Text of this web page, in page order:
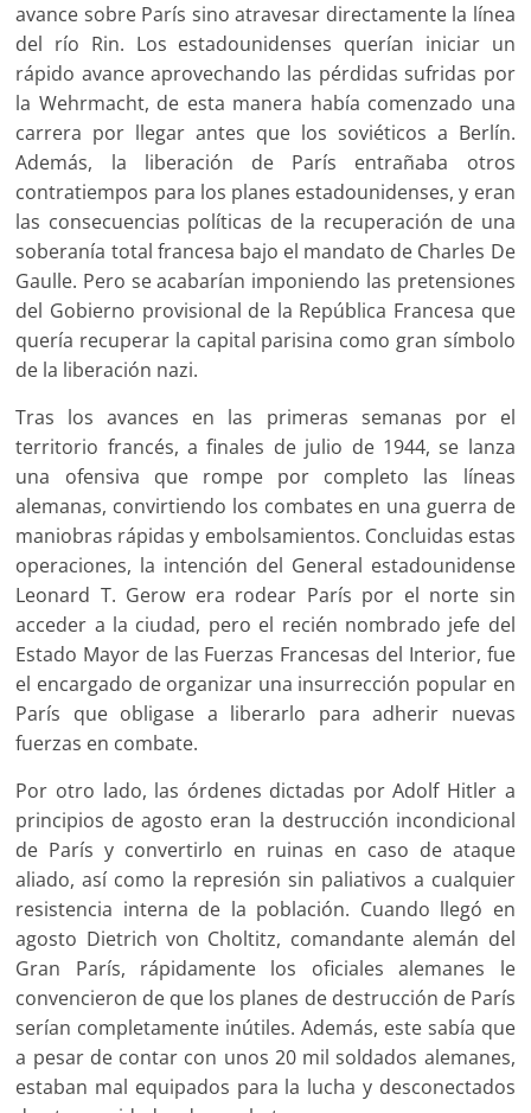
avance sobre París sino atravesar directamente la línea
del río Rin. Los estadounidenses querían iniciar un
rápido avance aprovechando las pérdidas sufridas por
la Wehrmacht, de esta manera había comenzado una
carrera por llegar antes que los soviéticos a Berlín.
Además, la liberación de París entrañaba otros
contratiempos para los planes estadounidenses, y eran
las consecuencias políticas de la recuperación de una
soberanía total francesa bajo el mandato de Charles De
Gaulle. Pero se acabarían imponiendo las pretensiones
del Gobierno provisional de la República Francesa que
quería recuperar la capital parisina como gran símbolo
de la liberación nazi.
Tras los avances en las primeras semanas por el
territorio francés, a finales de julio de 1944, se lanza
una ofensiva que rompe por completo las líneas
alemanas, convirtiendo los combates en una guerra de
maniobras rápidas y embolsamientos. Concluidas estas
operaciones, la intención del General estadounidense
Leonard T. Gerow era rodear París por el norte sin
acceder a la ciudad, pero el recién nombrado jefe del
Estado Mayor de las Fuerzas Francesas del Interior, fue
el encargado de organizar una insurrección popular en
París que obligase a liberarlo para adherir nuevas
fuerzas en combate.
Por otro lado, las órdenes dictadas por Adolf Hitler a
principios de agosto eran la destrucción incondicional
de París y convertirlo en ruinas en caso de ataque
aliado, así como la represión sin paliativos a cualquier
resistencia interna de la población. Cuando llegó en
agosto Dietrich von Choltitz, comandante alemán del
Gran París, rápidamente los oficiales alemanes le
convencieron de que los planes de destrucción de París
serían completamente inútiles. Además, este sabía que
a pesar de contar con unos 20 mil soldados alemanes,
estaban mal equipados para la lucha y desconectados